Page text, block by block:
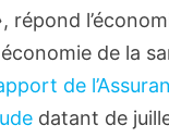
, répond
de la
de
(Nouvelle
datant de